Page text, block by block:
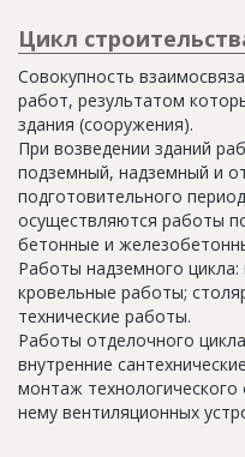
Цикл
Совокупность
работ, результатом
здания (сооружения).
При возведении зданий
подземный, надземный и
подготовительного
осуществляются работы
бетонные и
Работы надземного
кровельные работы;
технические работы.
Работы отделочного
внутренние
монтаж
нему вентиляционных